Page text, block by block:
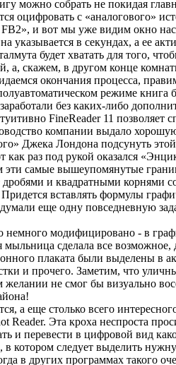
можно собрать не покидая
оцифровать с
FB2», и вот мы уже видим окно
указывается в секундах, а ее
будет хватать для того,
а, скажем, в другом конце
окончания процесса,
режиме книга
без каких-либо
FineReader 11 позволяет
компании выдало
Джека Лондона подсунуть
как раз под рукой оказался
эти самые вышеупомянутые
и квадратными корнями
вставлять формулы
еще одну повседневную
немного модифицировано - в
сделала все
плаката были выделены в
и прочего. Заметим, что
желании не смог бы визуально
а еще столько всего
Эта кроха неспроста
и перевести в цифровой вид
котором следует выделить
в других программах такого